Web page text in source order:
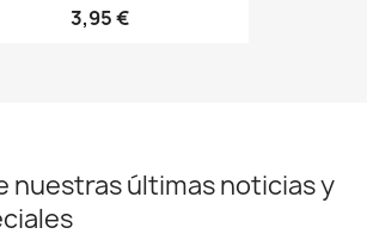
3,95 €
nuestras últimas noticias y